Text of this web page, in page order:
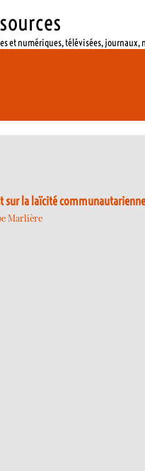
et numériques, télévisées, journaux,
sur la laïcité
Marlière